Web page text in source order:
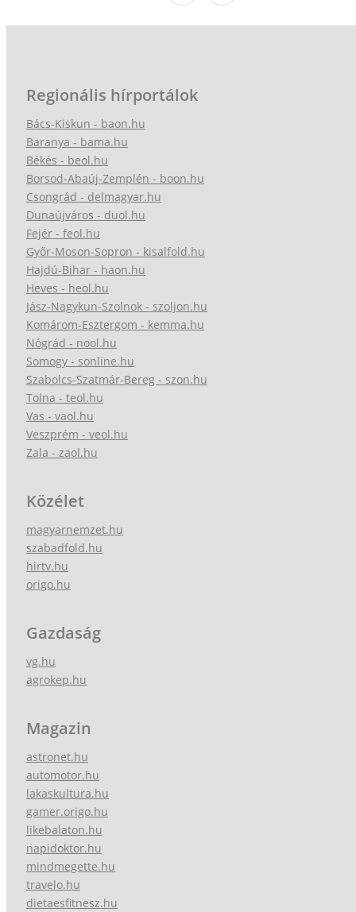
Regionális hírportálok
Bács-Kiskun - baon.hu
Baranya - bama.hu
Békés - beol.hu
Borsod-Abaúj-Zemplén - boon.hu
Csongrád - delmagyar.hu
Dunaújváros - duol.hu
Fejér - feol.hu
Győr-Moson-Sopron - kisalfold.hu
Hajdú-Bihar - haon.hu
Heves - heol.hu
Jász-Nagykun-Szolnok - szoljon.hu
Komárom-Esztergom - kemma.hu
Nógrád - nool.hu
Somogy - sonline.hu
Szabolcs-Szatmár-Bereg - szon.hu
Tolna - teol.hu
Vas - vaol.hu
Veszprém - veol.hu
Zala - zaol.hu
Közélet
magyarnemzet.hu
szabadfold.hu
hirtv.hu
origo.hu
Gazdaság
vg.hu
agrokep.hu
Magazin
astronet.hu
automotor.hu
lakaskultura.hu
gamer.origo.hu
likebalaton.hu
napidoktor.hu
mindmegette.hu
travelo.hu
dietaesfitnesz.hu